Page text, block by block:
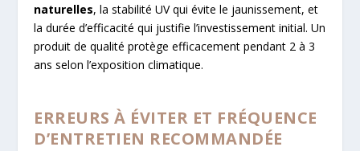
naturelles, la stabilité UV qui évite le jaunissement, et
la durée d’efficacité qui justifie l’investissement initial. Un
produit de qualité protège efficacement pendant 2 à 3
ans selon l’exposition climatique.
ERREURS À ÉVITER ET FRÉQUENCE
D’ENTRETIEN RECOMMANDÉE